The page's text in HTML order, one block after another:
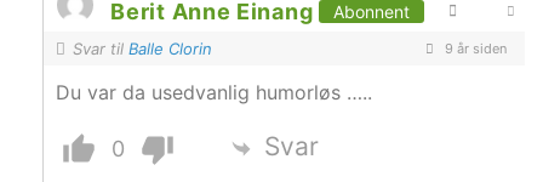
Berit Anne Einang Abonnent
Svar tilBalle Clorin 9 år siden
Du var da usedvanlig humorløs …..
0 Svar